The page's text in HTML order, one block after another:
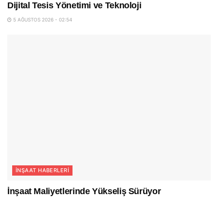
Dijital Tesis Yönetimi ve Teknoloji
5 AĞUSTOS 2026 - 02:54
İNŞAAT HABERLERI
İnşaat Maliyetlerinde Yükseliş Sürüyor